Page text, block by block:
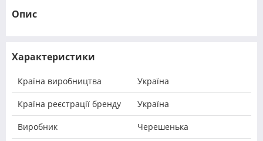
Опис
Характеристики
Країна виробництва Україна
Країна реєстрації бренду Україна
Виробник Черешенька